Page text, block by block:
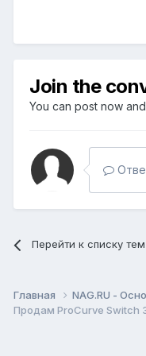
Join the
You can post now
Перейти к списку тем
Главная NAG.RU -
Продам ProCurve Switch